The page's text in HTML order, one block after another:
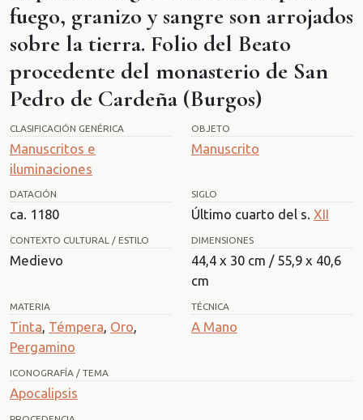
fuego, granizo y sangre son arrojados
sobre la tierra. Folio del Beato
procedente del monasterio de San
Pedro de Cardeña (Burgos)
CLASIFICACIÓN GENÉRICA
Manuscritos e
iluminaciones
OBJETO
Manuscrito
DATACIÓN
ca. 1180
SIGLO
Último cuarto del s. XII
CONTEXTO CULTURAL / ESTILO
Medievo
DIMENSIONES
44,4 x 30 cm / 55,9 x 40,6
cm
MATERIA
Tinta, Témpera, Oro,
Pergamino
TÉCNICA
A Mano
ICONOGRAFÍA / TEMA
Apocalipsis